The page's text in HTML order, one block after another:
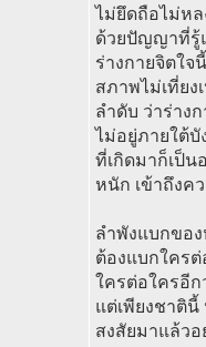
ไม่ยึดถือไม่ห
ด้วยปัญญาที่รู้แ
ร่างกายจิตใจ
สภาพไม่เที่ยง
ลำดับ ว่าร่าง
ไม่อยู่ภายใต้บั
ที่เกิดมาก็เป็น
หนัก เข้าถึงค
ลำพังแบกขอ
ต้องแบกใคร
ใครต่อใครอีก
แต่เพียงชาติ
สงสัยมาแล้วอ